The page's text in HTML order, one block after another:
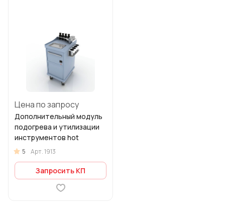
Цена по запросу
Дополнительный модуль
подогрева и утилизации
инструментов hot
5 Арт.1913
Запросить КП